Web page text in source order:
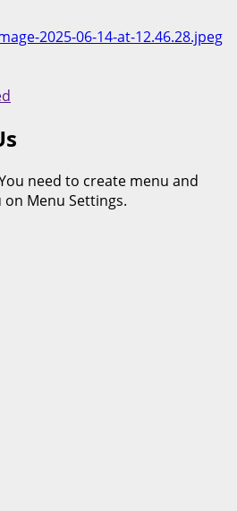
need to create menu and
Menu Settings.